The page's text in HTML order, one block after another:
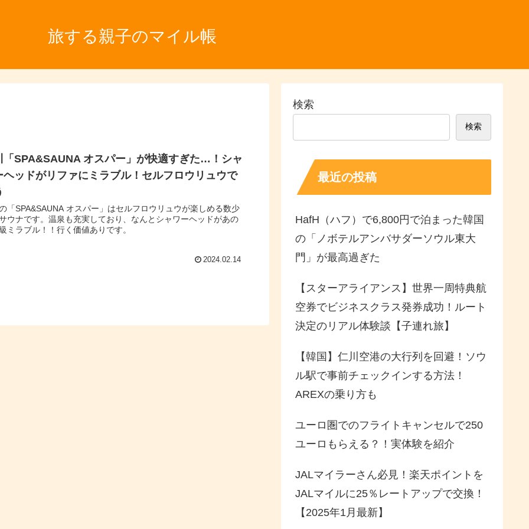
旅する親子のマイル帳
「SPA&SAUNA オスパー」が快適すぎた…！シャ
ヘッドがリファにミラブル！セルフロウリュウで
「SPA&SAUNA オスパー」はセルフロウリュウが楽しめる数少
ウナです。温泉も充実しており、なんとシャワーヘッドがあの
ミラブル！！行く価値ありです。
2024.02.14
検索
検索
最近の投稿
HafH（ハフ）で6,800円で泊まった韓国
の「ノボテルアンバサダーソウル東大
門」が最高過ぎた
【スターアライアンス】世界一周特典航
空券でビジネスクラス発券成功！ルート
決定のリアル体験談【子連れ旅】
【韓国】仁川空港の大行列を回避！ソウ
ル駅で事前チェックインする方法！
AREXの乗り方も
ユーロ圏でのフライトキャンセルで250
ユーロもらえる？！実体験を紹介
JALマイラーさん必見！楽天ポイントを
JALマイルに25％レートアップで交換！
【2025年1月最新】